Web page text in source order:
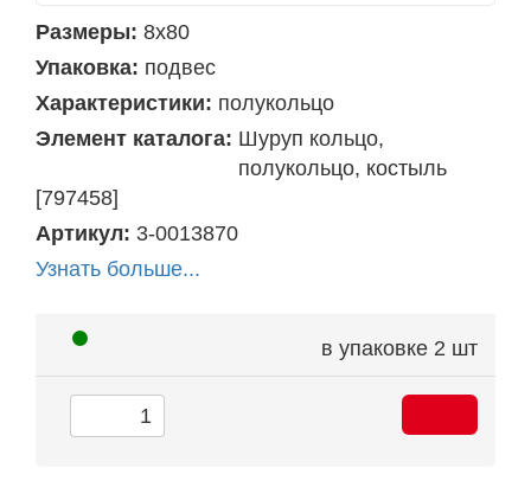
Размеры: 8х80
Упаковка: подвес
Характеристики: полукольцо
Элемент каталога: Шуруп кольцо,
полукольцо, костыль
[797458]
Артикул: 3-0013870
Узнать больше...
в упаковке 2 шт